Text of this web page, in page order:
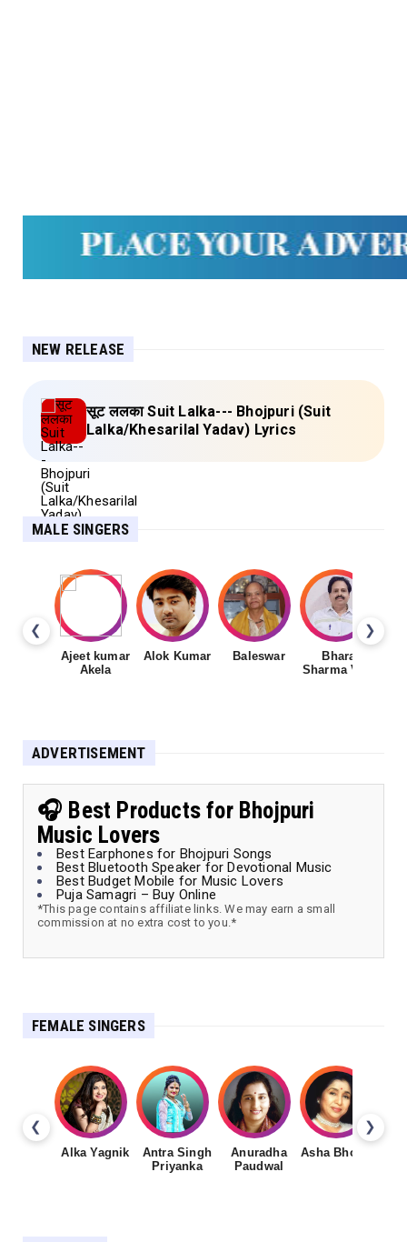
NEW RELEASE
सूट ललका Suit Lalka--- Bhojpuri (Suit
Lalka/Khesarilal Yadav) Lyrics
MALE SINGERS
❮ ❯
Ajeet kumar
Akela
Alok Kumar Baleswar
Bharat
Sharma Vyas
ADVERTISEMENT
🎧 Best Products for Bhojpuri
Music Lovers
Best Earphones for Bhojpuri Songs
Best Bluetooth Speaker for Devotional Music
Best Budget Mobile for Music Lovers
Puja Samagri – Buy Online
*This page contains affiliate links. We may earn a small
commission at no extra cost to you.*
FEMALE SINGERS
❮ ❯
Alka Yagnik
Antra Singh
Priyanka
Anuradha
Paudwal
Asha Bhosale